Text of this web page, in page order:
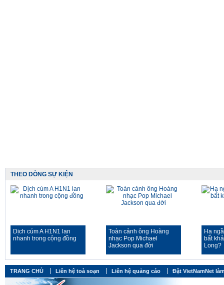
THEO DÒNG SỰ KIỆN
Dịch cúm A H1N1 lan
nhanh trong cộng đồng
Toàn cảnh ông Hoàng
nhạc Pop Michael
Jackson qua đời
Hạ
bất
Long?
TRANG CHỦ Liên hệ toà soạn Liên hệ quảng cáo Đặt VietNamNet